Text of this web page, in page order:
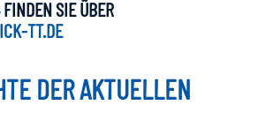
SIE ÜBER
TT.DE
DER AKTUELLEN